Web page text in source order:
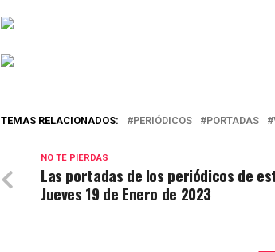
TEMAS RELACIONADOS: PERIÓDICOS PORTADAS
NO TE PIERDAS
Las portadas de los periódicos de
Jueves 19 de Enero de 2023